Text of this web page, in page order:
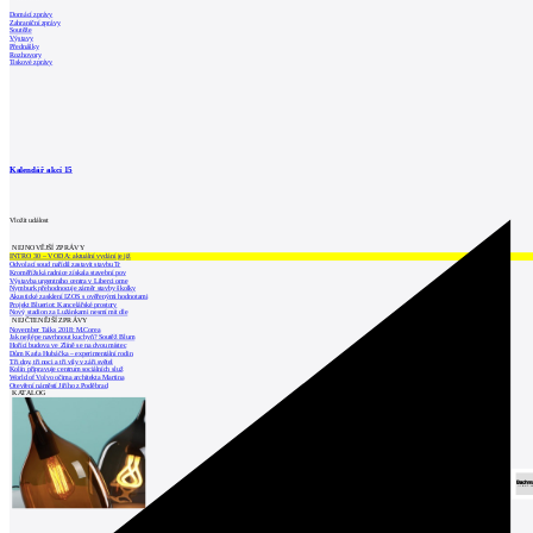
Domácí zprávy
Zahraniční zprávy
Soutěže
Výstavy
Přednášky
Rozhovory
Tiskové zprávy
Kalendář akcí 15
Vložit událost
NEJNOVĚJŠÍ ZPRÁVY
INTRO 30 – VODA: aktuální vydání je již
Odvolací soud nařídil zastavit stavbu Tr
Kroměřížská radnice získala stavební pov
Výstavba urgentního centra v Liberci ome
Nymburk přehodnocuje záměr stavby školky
Akustické zasklení IZOS s ověřenými hodnotami
Projekt Blueriot: Kancelářské prostory
Nový stadion za Lužánkami nesmí mít dle
NEJČTENĚJŠÍ ZPRÁVY
November Talks 2018: M.Corea
Jak nejlépe navrhnout kuchyň? Soutěž Blum
Hořící budova ve Zlíně se na dvou místec
Dům Karla Hubáčka – experimentální rodin
Tři dny, tři noci a tři vily v záři světel
Kolín připravuje centrum sociálních služ
World of Volvo očima architekta Martina
Otevření náměstí Jiřího z Poděbrad
KATALOG